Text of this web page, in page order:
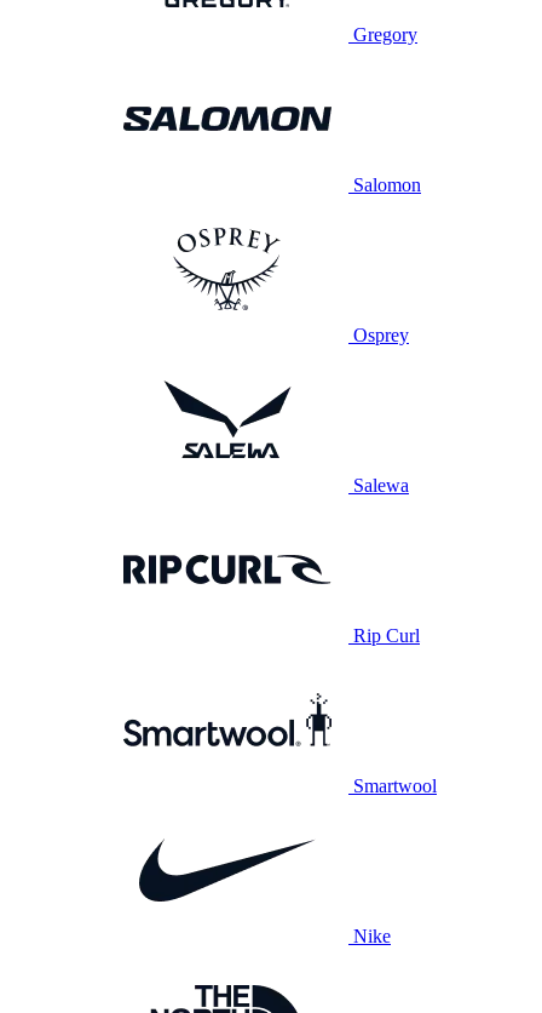
Gregory
Salomon
Osprey
Salewa
Rip Curl
Smartwool
Nike